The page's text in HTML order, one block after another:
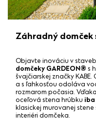
Záhradný domček
Objavte inováciu v
domčeky GARDEON® s
švajčiarskej značky
a s ľahkosťou odoláva
rozmarom počasia.
oceľová stena hrúbku iba
klasickej murovanej
interiéri domčeka.